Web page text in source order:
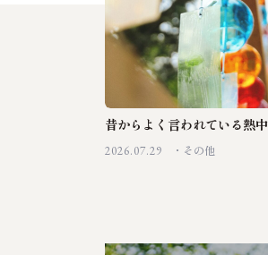
昔からよく言われている熱
2026.07.29 その他